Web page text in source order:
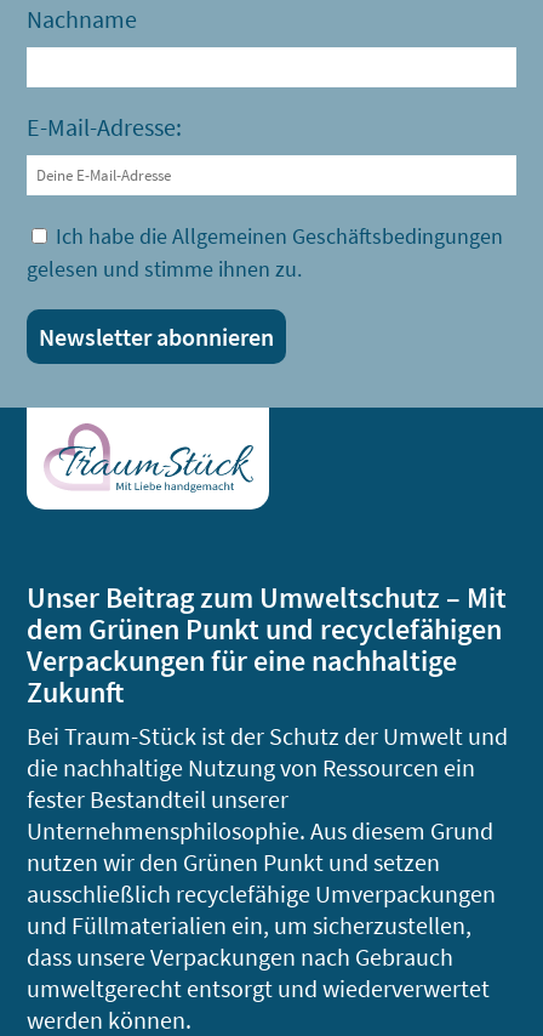
Nachname
E-Mail-Adresse:
Ich habe die Allgemeinen Geschäftsbedingungen
gelesen und stimme ihnen zu.
Unser Beitrag zum Umweltschutz – Mit
dem Grünen Punkt und recyclefähigen
Verpackungen für eine nachhaltige
Zukunft
Bei Traum-Stück ist der Schutz der Umwelt und
die nachhaltige Nutzung von Ressourcen ein
fester Bestandteil unserer
Unternehmensphilosophie. Aus diesem Grund
nutzen wir den Grünen Punkt und setzen
ausschließlich recyclefähige Umverpackungen
und Füllmaterialien ein, um sicherzustellen,
dass unsere Verpackungen nach Gebrauch
umweltgerecht entsorgt und wiederverwertet
werden können.